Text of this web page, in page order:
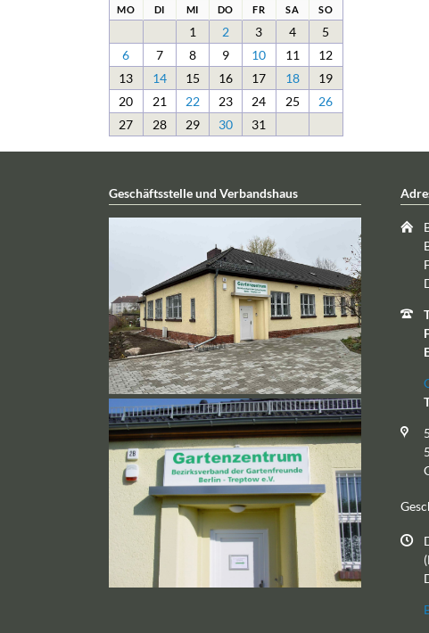
MONTAG
DI ENSTAG
MI TTWOCH
DO NNERSTAG
FREITAG
SA MSTAG
SONNTAG
1 2 3 4
5
6
7 8 9 10 11
12
13
14 15 16 17 18
19
20
21 22 23 24 25
26
27
28 29 30 31
Geschäftsstelle und Verbandshaus